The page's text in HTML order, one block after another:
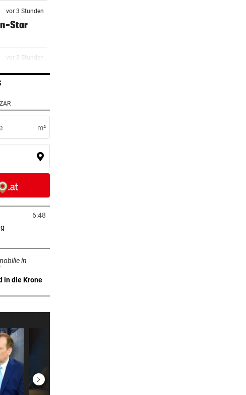
vor 3 Stunden
Star
vor 3 Stunden
vor 4 Stunden
bringt es
vor 5 Stunden
vor 11 Stunden
vor 13 Stunden
vor 14 Stunden
m²
6:48
in
in die Krone